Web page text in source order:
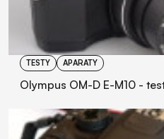
TESTY APARATY
Olympus OM-D E-M10 -